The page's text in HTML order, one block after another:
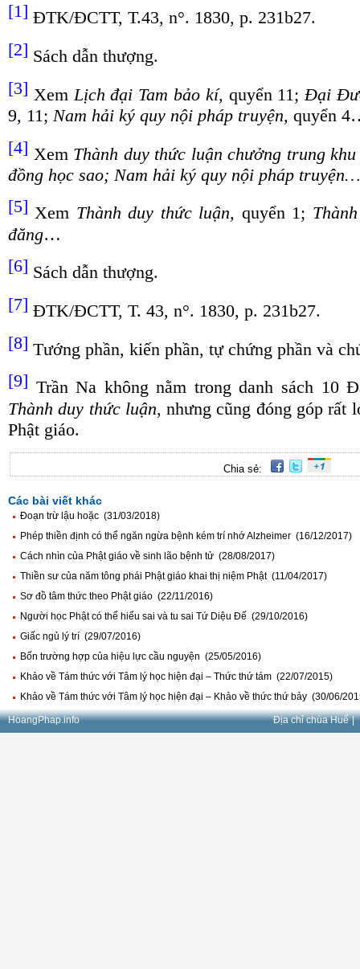
[1] ĐTK/ĐCTT, T.43, n°. 1830, p. 231b27.
[2] Sách dẫn thượng.
[3] XemLịch đại Tam bảo kí, quyển 11;Đại
9, 11; Nam hải ký quy nội pháp truyện, quyển
[4] Xem Thành duy thức luận chưởng trung
đồng học sao; Nam hải ký quy nội pháp truyện…
[5] Xem Thành duy thức luận, quyển 1;
đăng…
[6] Sách dẫn thượng.
[7] ĐTK/ĐCTT, T. 43, n°. 1830, p. 231b27.
[8] Tướng phần, kiến phần, tự chứng phần và
[9] Trần Na không nằm trong danh sách 10
Thành duy thức luận, nhưng cũng đóng góp rất
Phật giáo.
Chia sẻ:
Các bài viết khác
Đoạn trừ lậu hoặc (31/03/2018)
Phép thiền định có thể ngăn ngừa bệnh kém trí nhớ Alzheimer (16/12/2017)
Cách nhìn của Phật giáo về sinh lão bệnh tử (28/08/2017)
Thiền sư của năm tông phái Phật giáo khai thị niệm Phật (11/04/2017)
Sơ đồ tâm thức theo Phật giáo (22/11/2016)
Người học Phật có thể hiểu sai và tu sai Tứ Diệu Đế (29/10/2016)
Giấc ngủ lý trí (29/07/2016)
Bốn trường hợp của hiệu lực cầu nguyện (25/05/2016)
Khảo về Tám thức với Tâm lý học hiện đại – Thức thứ tám (22/07/2015)
Khảo về Tám thức với Tâm lý học hiện đại – Khảo về thức thứ bảy (30/06/
HoangPhap.info Địa chỉ chùa Huế |